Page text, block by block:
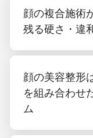
顔の複合施術
残る硬さ・違
顔の美容整形
を組み合わせ
ム